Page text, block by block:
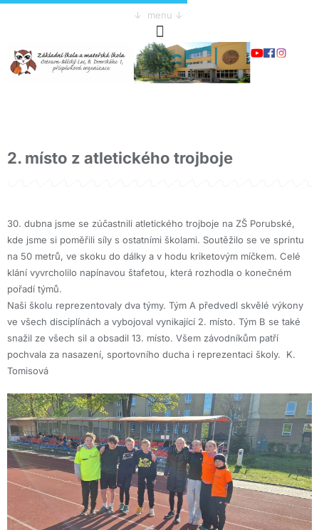
↓ menu ↓
2. místo z atletického trojboje
30. dubna jsme se zúčastnili atletického trojboje na ZŠ Porubské,
kde jsme si poměřili síly s ostatními školami. Soutěžilo se ve sprintu
na 50 metrů, ve skoku do dálky a v hodu kriketovým míčkem. Celé
klání vyvrcholilo napínavou štafetou, která rozhodla o konečném
pořadí týmů.
Naši školu reprezentovaly dva týmy. Tým A předvedl skvělé výkony
ve všech disciplínách a vybojoval vynikající 2. místo. Tým B se také
snažil ze všech sil a obsadil 13. místo. Všem závodníkům patří
pochvala za nasazení, sportovního ducha i reprezentaci školy. K.
Tomisová